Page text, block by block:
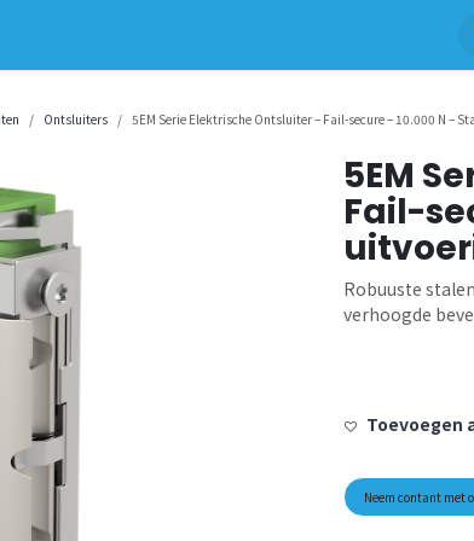
Ontsluiters 5EM Serie Elektrische Ontsluiter – Fail-secure – 10.000 N –
5EM
Fail-
Robuuste
verhoogde
Toevoegen
Neem contant met